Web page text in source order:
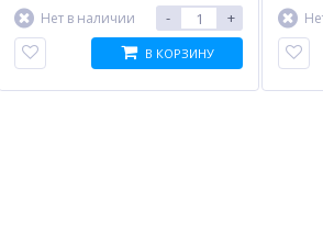
Нет в наличии
- +
В КОРЗИНУ